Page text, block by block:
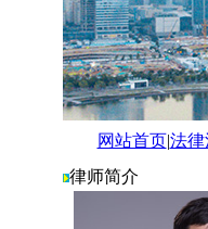
网站首页|法律
律师简介